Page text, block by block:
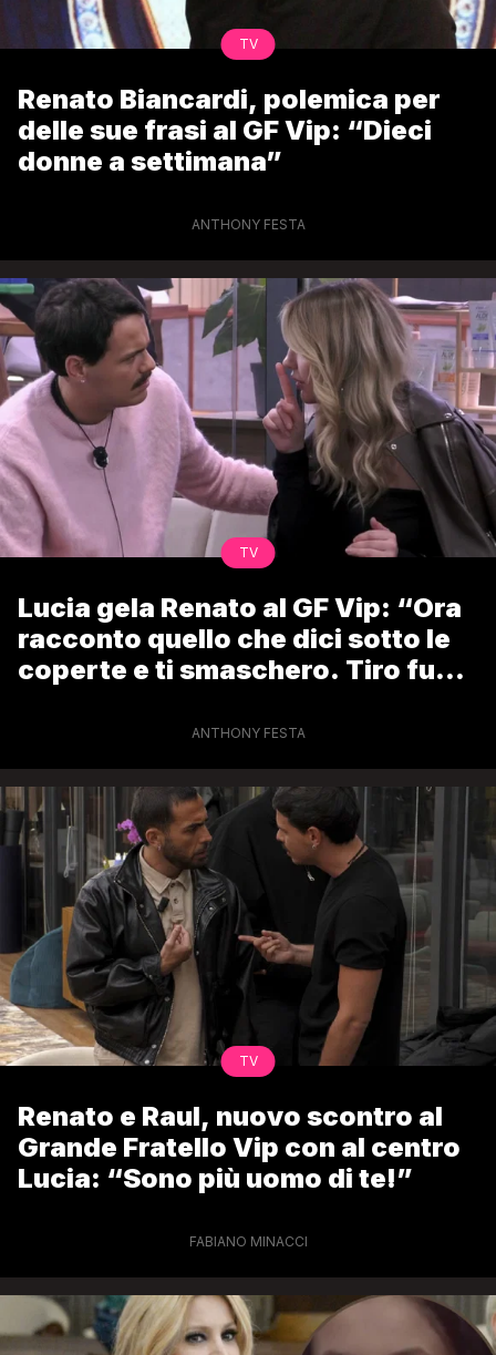
TV
Renato Biancardi, polemica per
delle sue frasi al GF Vip: “Dieci
donne a settimana”
ANTHONY FESTA
TV
Lucia gela Renato al GF Vip: “Ora
racconto quello che dici sotto le
coperte e ti smaschero. Tiro fuori
ANTHONY FESTA
TV
Renato e Raul, nuovo scontro al
Grande Fratello Vip con al centro
Lucia: “Sono più uomo di te!”
FABIANO MINACCI